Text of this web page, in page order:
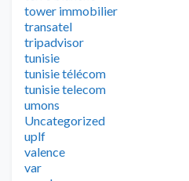
tower immobilier
transatel
tripadvisor
tunisie
tunisie télécom
tunisie telecom
umons
Uncategorized
uplf
valence
var